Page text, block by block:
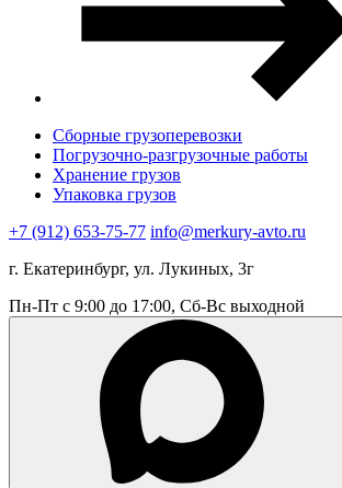
Сборные грузоперевозки
Погрузочно-разгрузочные работы
Хранение грузов
Упаковка грузов
+7 (912) 653-75-77 info@merkury-avto.ru
г. Екатеринбург, ул. Лукиных, 3г
Пн-Пт с 9:00 до 17:00, Сб-Вс выходной